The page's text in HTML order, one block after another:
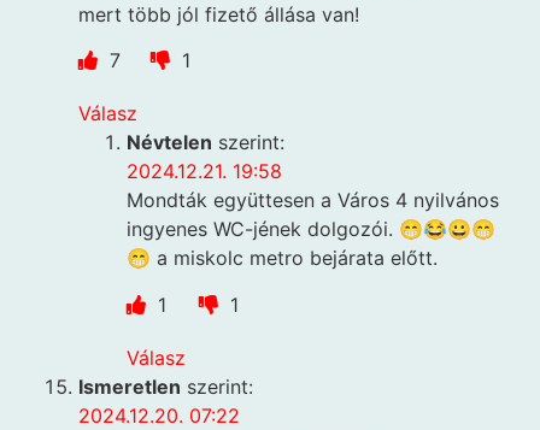
mert több jól fizető állása van!
7
1
Válasz
Névtelen szerint:
2024.12.21. 19:58
Mondták együttesen a Város 4 nyilvános
ingyenes WC-jének dolgozói. 😁😂😀😁
😁 a miskolc metro bejárata előtt.
1
1
Válasz
Ismeretlen szerint:
2024.12.20. 07:22